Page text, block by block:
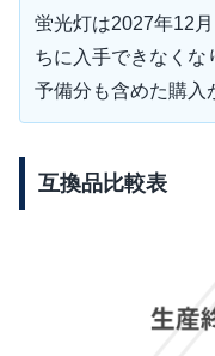
蛍光灯は2027年12
ちに入手できなくな
予備分も含めた購入
互換品比較表